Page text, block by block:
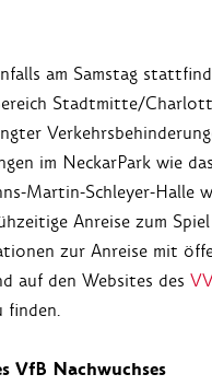
am Samstag
Stadtmitte/
im NeckarPark wie
Martin-Schleyer-Halle
Anreise zum Spiel
zur Anreise mit
auf den Websites des
finden.
VfB Nachwuchses